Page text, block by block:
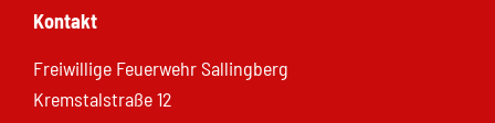
Kontakt
Freiwillige Feuerwehr Sallingberg
Kremstalstraße 12